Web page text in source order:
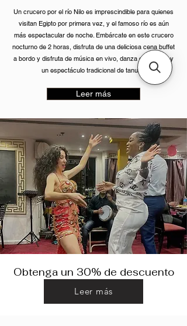
Un crucero por el río Nilo es imprescindible para quienes
visitan Egipto por primera vez, y el famoso río es aún
más espectacular de noche. Embárcate en este crucero
nocturno de 2 horas, disfruta de una deliciosa cena buffet
a bordo y disfruta de música en vivo, danza del vientre y
un espectáculo tradicional de tanura.
Leer más
Obtenga un 30% de descuento
Leer más